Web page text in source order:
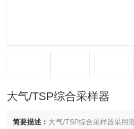
大气/TSP综合采样器
简要描述： 大气/TSP综合采样器采用